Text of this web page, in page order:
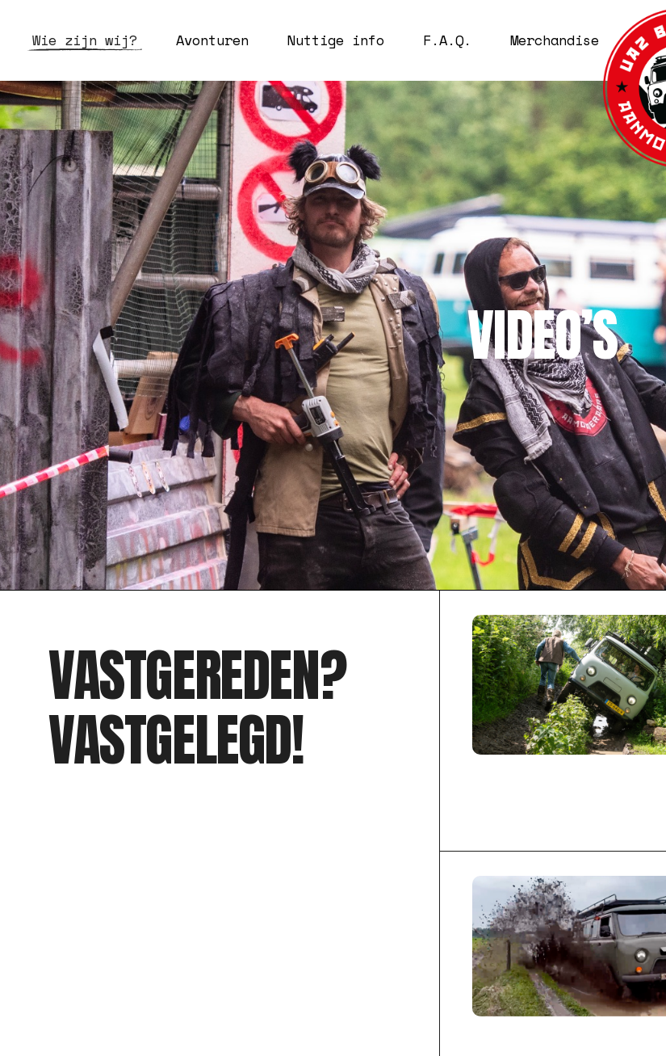
Wie zijn wij?
WIE ZIJN WIJ?
MEETINGS
ONZE COMMUNITY
AANMODDERAARS
COURANT
VIDEO’S
Avonturen Nuttige info
NUTTIGE INFO
F.A.Q.
HANDLEIDINGEN
HANDIGE ADRESSEN
ONDERDELENLIJST
ALLES OVER
BENZINETANKS
EERSTE HULP BIJ ROEST
F.A.Q. Merchandise
VIDEO’S
VASTGEREDEN?
VASTGELEGD!